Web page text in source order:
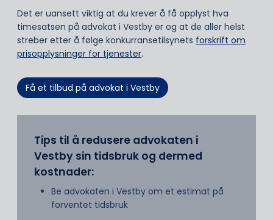
Det er uansett viktig at du krever å få opplyst hva
timesatsen på advokat i Vestby er og at de aller helst
streber etter å følge konkurransetilsynets forskrift om
prisopplysninger for tjenester.
Få et tilbud på advokat i Vestby
Tips til å redusere advokaten i
Vestby sin tidsbruk og dermed
kostnader:
Be advokaten i Vestby om et estimat på
forventet tidsbruk